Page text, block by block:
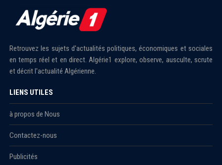
Retrouvez les sujets d'actualités politiques, économiques et sociales
en temps réel et en direct. Algérie1 explore, observe, ausculte, scrute
et décrit l'actualité Algérienne.
LIENS UTILES
à propos de Nous
Contactez-nous
Publicités